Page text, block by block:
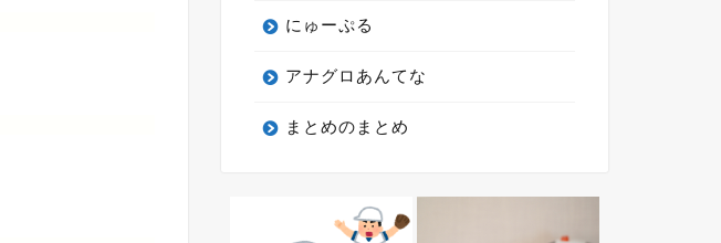
にゅーぷる
アナグロあんてな
まとめのまとめ